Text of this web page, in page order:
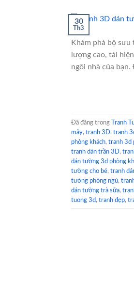
30
Th3
Khám phá bộ
lượng cao, tái
ngôi nhà của bạn.
Đã đăng trong Tranh
mây, tranh 3D, tranh
phòng khách, tranh 3d
tranh dán trần 3D,
dán tường 3d phòng
tường cho bé, tranh
tường phòng ngủ,
dán tường trà sữa,
tuong 3d, tranh đẹp,